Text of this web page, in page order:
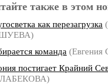
также в этом
как перезагрузка
команда
постигает Крайний